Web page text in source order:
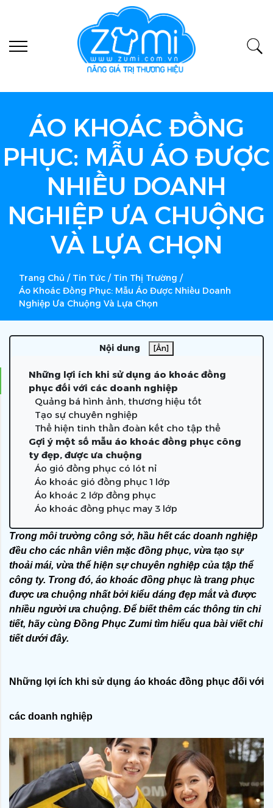
ÁO KHOÁC ĐỒNG
PHỤC: MẪU ÁO ĐƯỢC
NHIỀU DOANH
NGHIỆP ƯA CHUỘNG
VÀ LỰA CHỌN
Trang Chủ / Tin Tức / Tin Thị Trường /
Áo Khoác Đồng Phục: Mẫu Áo Được Nhiều Doanh
Nghiệp Ưa Chuộng Và Lựa Chọn
Nội dung [Ẩn]
Những lợi ích khi sử dụng áo khoác đồng
phục đối với các doanh nghiệp
Quảng bá hình ảnh, thương hiệu tốt
Tạo sự chuyên nghiệp
Thể hiện tinh thần đoàn kết cho tập thể
Gợi ý một số mẫu áo khoác đồng phục công
ty đẹp, được ưa chuộng
Áo gió đồng phục có lót nỉ
Áo khoác gió đồng phục 1 lớp
Áo khoác 2 lớp đồng phục
Áo khoác đồng phục may 3 lớp
Trong môi trường công sở, hầu hết các doanh nghiệp
đều cho các nhân viên mặc đồng phục, vừa tạo sự
thoải mái, vừa thể hiện sự chuyên nghiệp của tập thể
công ty. Trong đó, áo khoác đồng phục là trang phục
được ưa chuộng nhất bởi kiểu dáng đẹp mắt và được
nhiều người ưa chuộng. Để biết thêm các thông tin chi
tiết, hãy cùng Đồng Phục Zumi tìm hiểu qua bài viết chi
tiết dưới đây.
Những lợi ích khi sử dụng áo khoác đồng phục đối với
các doanh nghiệp